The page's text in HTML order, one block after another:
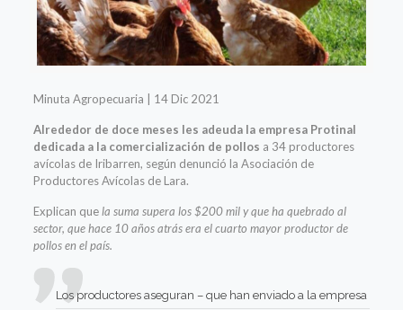
Minuta Agropecuaria | 14 Dic 2021
Alrededor de doce meses les adeuda la empresa Protinal
dedicada a la comercialización de pollos a 34 productores
avícolas de Iribarren, según denunció la Asociación de
Productores Avícolas de Lara.
Explican quela suma supera los $200 mil y que ha quebrado al
sector, que hace 10 años atrás era el cuarto mayor productor de
pollos en el país.
Los productores aseguran – que han enviado a la empresa